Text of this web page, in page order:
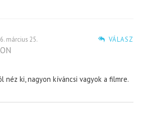
VÁLASZ
március 25.
néz ki, nagyon kíváncsi vagyok a filmre.